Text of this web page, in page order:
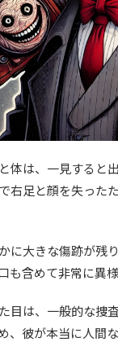
体は、一見すると
右足と顔を失った
に大きな傷跡が残
も含めて非常に異様
目は、一般的な捜
、彼が本当に人間